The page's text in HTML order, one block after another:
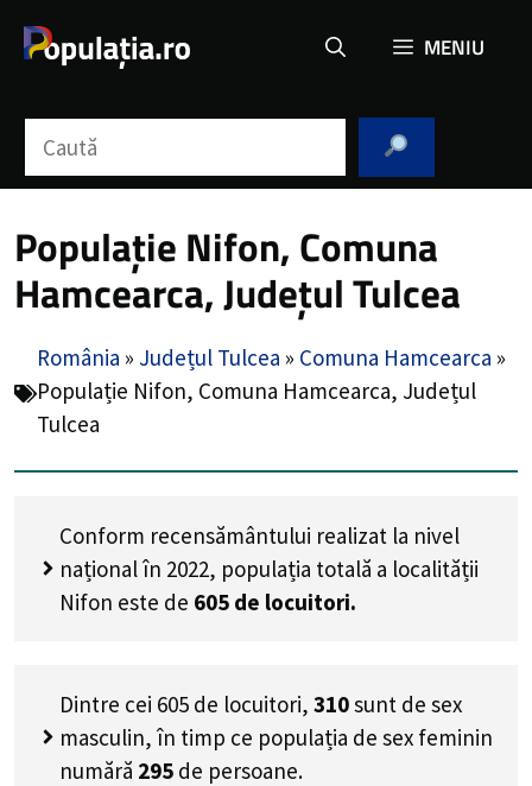
MENIU
Populație Nifon, Comuna
Hamcearca, Județul Tulcea
România » Județul Tulcea » Comuna Hamcearca »
Populație Nifon, Comuna Hamcearca, Județul
Tulcea
Conform recensământului realizat la nivel
național în 2022, populația totală a localității
Nifon este de 605 de locuitori.
Dintre cei 605 de locuitori, 310sunt de sex
masculin, în timp ce populația de sex feminin
numără 295 de persoane.